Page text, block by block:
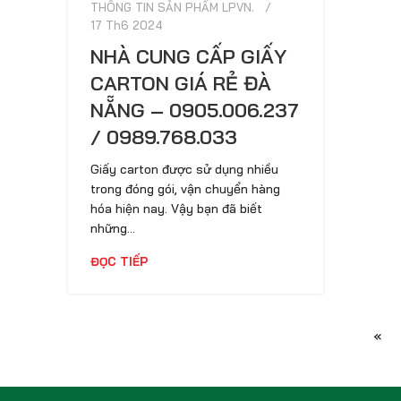
THÔNG TIN SẢN PHẨM LPVN.
17 Th6 2024
NHÀ CUNG CẤP GIẤY
CARTON GIÁ RẺ ĐÀ
NẴNG – 0905.006.237
/ 0989.768.033
Giấy carton được sử dụng nhiều
trong đóng gói, vận chuyển hàng
hóa hiện nay. Vậy bạn đã biết
những...
ĐỌC TIẾP
«